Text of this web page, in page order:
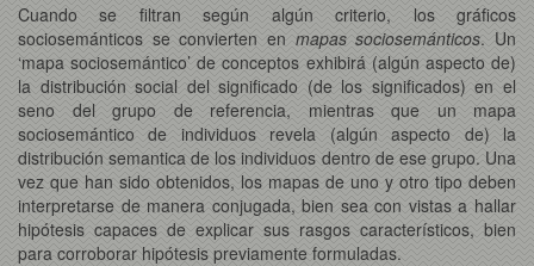
Cuando se filtran según algún criterio, los gráficos
sociosemánticos se convierten en mapas sociosemánticos. Un
‘mapa sociosemántico’ de conceptos exhibirá (algún aspecto de)
la distribución social del significado (de los significados) en el
seno del grupo de referencia, mientras que un mapa
sociosemántico de individuos revela (algún aspecto de) la
distribución semantica de los individuos dentro de ese grupo. Una
vez que han sido obtenidos, los mapas de uno y otro tipo deben
interpretarse de manera conjugada, bien sea con vistas a hallar
hipótesis capaces de explicar sus rasgos característicos, bien
para corroborar hipótesis previamente formuladas.